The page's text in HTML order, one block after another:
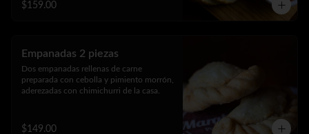
$159.00
Empanadas 2 piezas
Dos empanadas rellenas de carne
preparada con cebolla y pimiento morrón,
aderezadas con chimichurri de la casa.
$149.00